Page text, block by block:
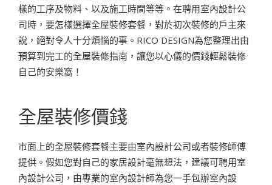
樣的工序及物料、以及施工時間等等。在聘用室內設計公
司時，要怎樣選擇全屋裝修套餐，對於初次裝修的戶主來
說，絕對令人十分煩惱的事。RICO DESIGN為您整理出由
預算到完工的全屋裝修指南，讓您以心儀的價錢輕鬆裝修
自己的安樂窩！
全屋裝修價錢
市面上的全屋裝修套餐主要由室內設計公司或者裝修師傅
提供。假如您對自己的家居設計毫無想法，建議可聘用室
內設計公司，由專業的室內設計師為您一手包辦室內設